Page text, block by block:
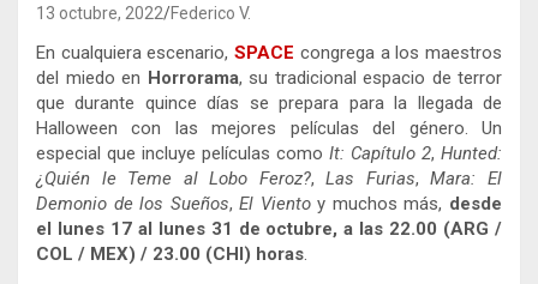
13 octubre, 2022 Federico V.
En cualquiera escenario,SPACE congrega a los maestros
del miedo en Horrorama, su tradicional espacio de terror
que durante quince días se prepara para la llegada de
Halloween con las mejores películas del género. Un
especial que incluye películas como It: Capítulo 2, Hunted:
¿Quién le Teme al Lobo Feroz?,Las Furias,Mara: El
Demonio de los Sueños,El Vientoy muchos más, desde
el lunes 17 al lunes 31 de octubre, a las 22.00 (ARG /
COL / MEX) / 23.00 (CHI) horas.